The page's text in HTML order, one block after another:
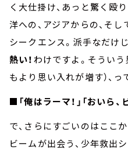
く大仕掛け、あっと驚く殴
洋への、アジアからの、そ
シークエンス。派手なだけじ
熱い！わけですよ。そうい
もより思い入れが増す）、っ
■ 「俺はラーマ！」「おいら
で、さらにすごいのはここ
ビームが出会う、少年救出